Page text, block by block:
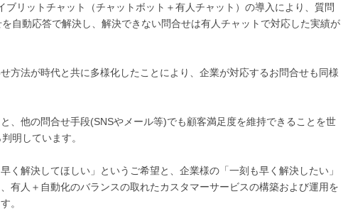
ブリットチャット（チャットボット＋有人チャット）の導入により、質問
自動応答で解決し、解決できない問合せは有人チャットで対応した実績が
方法が時代と共に多様化したことにより、企業が対応するお問合せも同様
、他の問合せ手段(SNSやメール等)でも顧客満足度を維持できることを世
明しています。
く解決してほしい」というご希望と、企業様の「一刻も早く解決したい」
有人＋自動化のバランスの取れたカスタマーサービスの構築および運用を
。